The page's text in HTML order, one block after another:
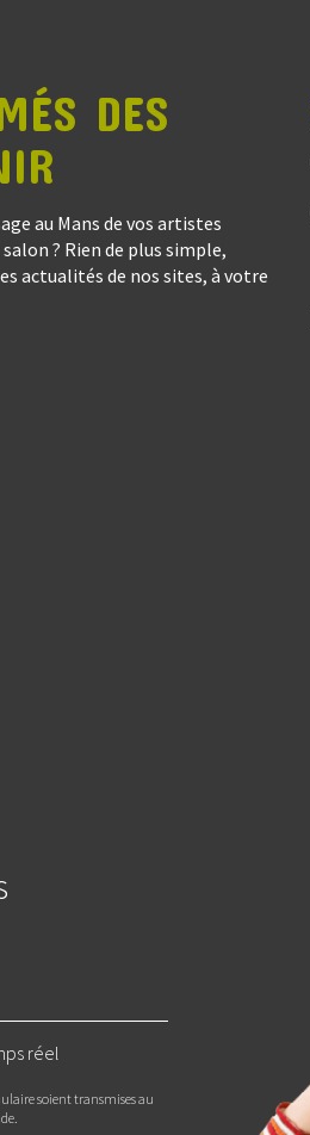
DES
au Mans de vos artistes
? Rien de plus simple,
actualités de nos sites, à votre
réel
soient transmises au